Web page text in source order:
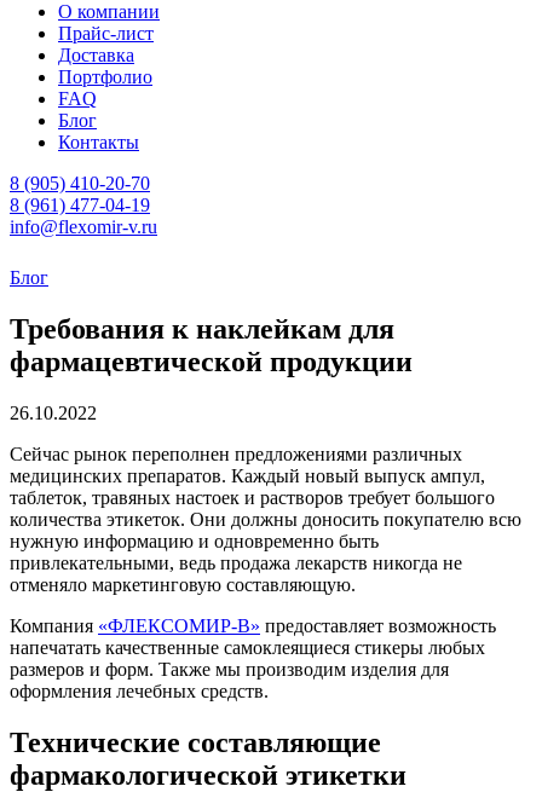
О компании
Прайс-лист
Доставка
Портфолио
FAQ
Блог
Контакты
8 (905) 410-20-70
8 (961) 477-04-19
info@flexomir-v.ru
Блог
Требования к наклейкам для
фармацевтической продукции
26.10.2022
Сейчас рынок переполнен предложениями различных
медицинских препаратов. Каждый новый выпуск ампул,
таблеток, травяных настоек и растворов требует большого
количества этикеток. Они должны доносить покупателю всю
нужную информацию и одновременно быть
привлекательными, ведь продажа лекарств никогда не
отменяло маркетинговую составляющую.
Компания «ФЛЕКСОМИР-В» предоставляет возможность
напечатать качественные самоклеящиеся стикеры любых
размеров и форм. Также мы производим изделия для
оформления лечебных средств.
Технические составляющие
фармакологической этикетки